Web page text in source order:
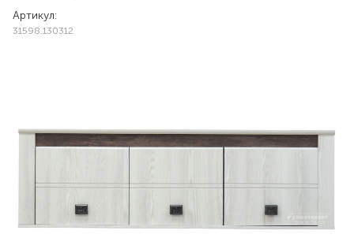
Артикул:
31598.130312